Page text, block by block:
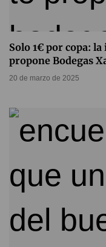
Solo 1€ por copa:
propone Bodegas
20 de marzo de 2025